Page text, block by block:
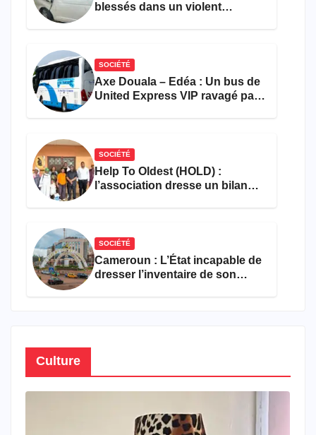
blessés dans un violent
SOCIÉTÉ
Axe Douala – Edéa : Un bus de
United Express VIP ravagé par
SOCIÉTÉ
Help To Oldest (HOLD) :
l’association dresse un bilan
SOCIÉTÉ
Cameroun : L’État incapable de
dresser l’inventaire de son
Culture